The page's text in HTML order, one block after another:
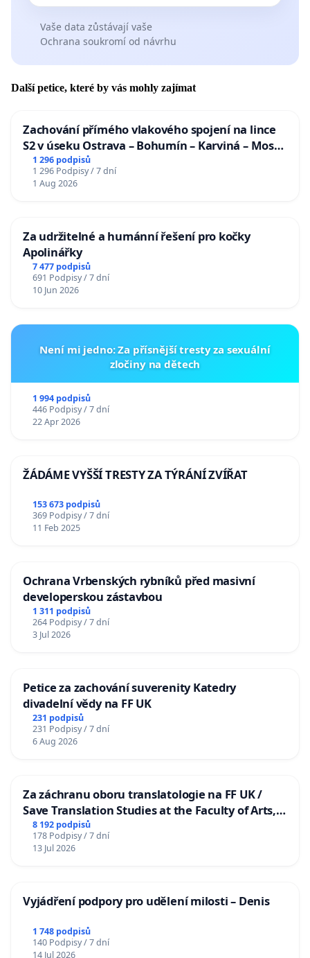
Vaše data zůstávají vaše
Ochrana soukromí od návrhu
Další petice, které by vás mohly zajímat
Zachování přímého vlakového spojení na lince
S2 v úseku Ostrava – Bohumín – Karviná – Mosty
u Jablunkova
1 296 podpisů
1 296 Podpisy / 7 dní
1 Aug 2026
Za udržitelné a humánní řešení pro kočky
Apolinářky
7 477 podpisů
691 Podpisy / 7 dní
10 Jun 2026
Není mi jedno: Za přísnější tresty za sexuální
zločiny na dětech
1 994 podpisů
446 Podpisy / 7 dní
22 Apr 2026
ŽÁDÁME VYŠŠÍ TRESTY ZA TÝRÁNÍ ZVÍŘAT
153 673 podpisů
369 Podpisy / 7 dní
11 Feb 2025
Ochrana Vrbenských rybníků před masivní
developerskou zástavbou
1 311 podpisů
264 Podpisy / 7 dní
3 Jul 2026
Petice za zachování suverenity Katedry
divadelní vědy na FF UK
231 podpisů
231 Podpisy / 7 dní
6 Aug 2026
Za záchranu oboru translatologie na FF UK /
Save Translation Studies at the Faculty of Arts,
Charles University
8 192 podpisů
178 Podpisy / 7 dní
13 Jul 2026
Vyjádření podpory pro udělení milosti – Denis
1 748 podpisů
140 Podpisy / 7 dní
14 Jul 2026